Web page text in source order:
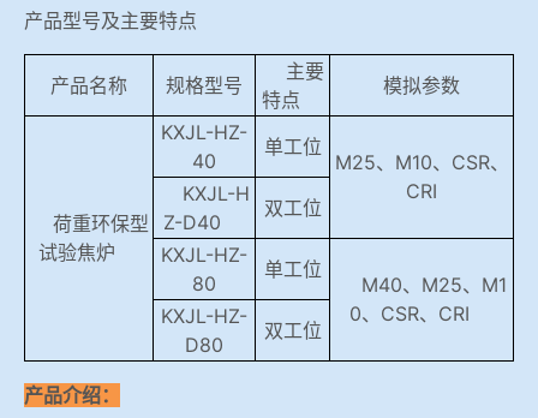
冶金渣、保护渣等高温物性检测设备
冶金石灰活性度测定仪
矿石、焦炭物理检测及制样设备
工业分析、测硫仪等
标准下载
企业荣誉
产品型号及主要特点
产品名称 规格型号
主要
特点
模拟参数
荷重环保型
试验焦炉
KXJL-HZ-
40
单工位
M25、M10、CSR、
CRI
KXJL-H
Z-D40
双工位
KXJL-HZ-
80
单工位
M40、M25、M1
0、CSR、CRI
KXJL-HZ-
D80
双工位
产品介绍：